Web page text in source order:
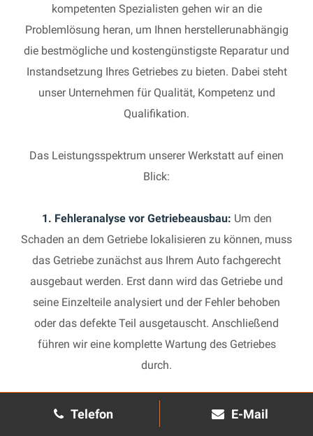
Telefon E-Mail
kompetenten Spezialisten gehen wir an die
Problemlösung heran, um Ihnen herstellerunabhängig
die bestmögliche und kostengünstigste Reparatur und
Instandsetzung Ihres Getriebes zu bieten. Dabei steht
unser Unternehmen für Qualität, Kompetenz und
Qualifikation.
Das Leistungsspektrum unserer Werkstatt auf einen
Blick:
1. Fehleranalyse vor Getriebeausbau: Um den
Schaden an dem Getriebe lokalisieren zu können, muss
das Getriebe zunächst aus Ihrem Auto fachgerecht
ausgebaut werden. Erst dann wird das Getriebe und
seine Einzelteile analysiert und der Fehler behoben
oder das defekte Teil ausgetauscht. Anschließend
führen wir eine komplette Wartung des Getriebes
durch.
2. Manuelles Getriebe:
Die Reparatur eines komplexen
Schaltgetriebes ist äußerst aufwendig und benötigt